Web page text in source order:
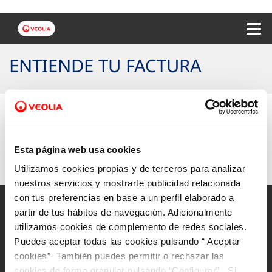
Esta página web usa cookies
Utilizamos cookies propias y de terceros para analizar
nuestros servicios y mostrarte publicidad relacionada
con tus preferencias en base a un perfil elaborado a
partir de tus hábitos de navegación. Adicionalmente
utilizamos cookies de complemento de redes sociales.
Puedes aceptar todas las cookies pulsando “ Aceptar
cookies”· También puedes permitir o rechazar las
ENTIENDE TU FACTURA
Selecciona tu municipiosi quieres conocer los
Mapa Web
Aviso legal y privacidad de la web